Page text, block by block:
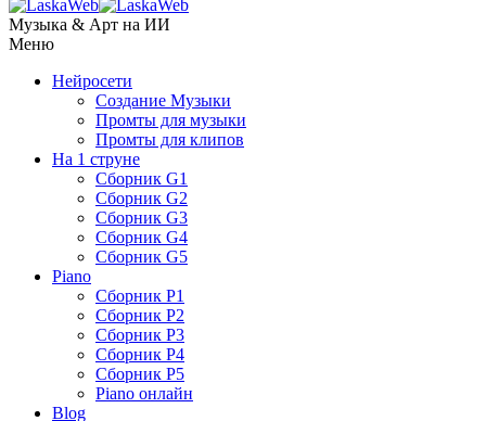
Музыка & Арт на ИИ
Меню
Нейросети
Создание Музыки
Промты для музыки
Промты для клипов
На 1 струне
Сборник G1
Сборник G2
Сборник G3
Сборник G4
Сборник G5
Piano
Сборник P1
Сборник P2
Сборник P3
Сборник P4
Сборник P5
Piano онлайн
Blog